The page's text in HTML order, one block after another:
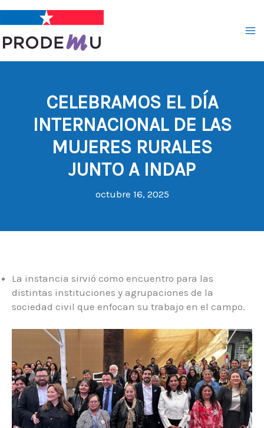
contenido
CELEBRAMOS EL DÍA
INTERNACIONAL DE LAS
MUJERES RURALES
JUNTO A INDAP
octubre 16, 2025
La instancia sirvió como encuentro para las
distintas instituciones y agrupaciones de la
sociedad civil que enfocan su trabajo en el campo.